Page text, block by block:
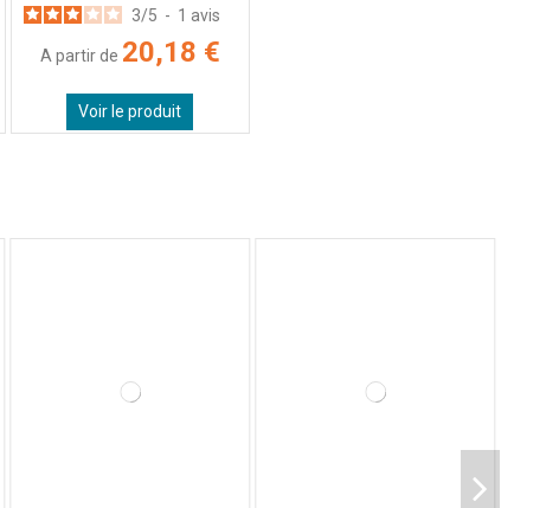
3/5 - 1 avis
A partir de 20,18 €
Voir le produit